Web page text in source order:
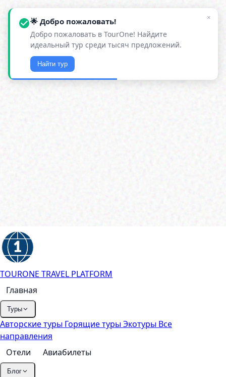
🌟 Добро пожаловать!
Добро пожаловать в TourOne! Найдите
идеальный тур среди тысяч предложений.
Найти тур
×
TOURONE TRAVEL PLATFORM
Главная
Туры
Авторские туры Горящие турыЭкотуры Все
направления
Отели
Авиабилеты
Блог